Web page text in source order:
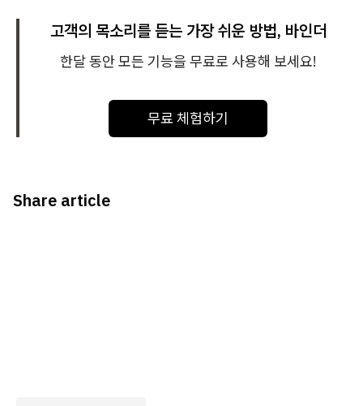
고객의 목소리를 듣는 가장 쉬운 방법, 바인더
한달 동안 모든 기능을 무료로 사용해 보세요!
무료 체험하기
Share article